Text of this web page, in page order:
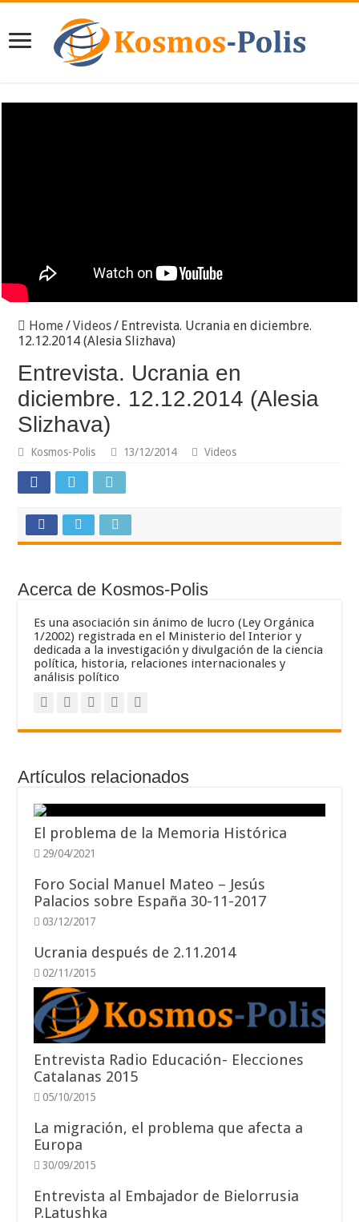
Home/Videos/ Entrevista. Ucrania en diciembre.
12.12.2014 (Alesia Slizhava)
Entrevista. Ucrania en
diciembre. 12.12.2014 (Alesia
Slizhava)
Kosmos-Polis 13/12/2014 Videos
Acerca de Kosmos-Polis
Es una asociación sin ánimo de lucro (Ley Orgánica
1/2002) registrada en el Ministerio del Interior y
dedicada a la investigación y divulgación de la ciencia
política, historia, relaciones internacionales y
análisis político
Artículos relacionados
El problema de la Memoria Histórica
29/04/2021
Foro Social Manuel Mateo – Jesús
Palacios sobre España 30-11-2017
03/12/2017
Ucrania después de 2.11.2014
02/11/2015
Entrevista Radio Educación- Elecciones
Catalanas 2015
05/10/2015
La migración, el problema que afecta a
Europa
30/09/2015
Entrevista al Embajador de Bielorrusia
P.Latushka